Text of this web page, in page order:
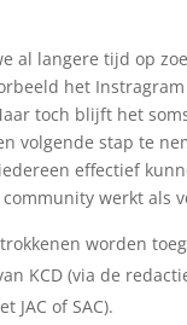
al langere tijd op
het
toch blijft het
volgende stap te
effectief
werkt als
worden
KCD (via de
JAC of SAC).